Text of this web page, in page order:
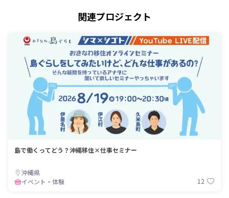
関連プロジェクト
島で働くってどう？沖縄移住×仕事セミナー
沖縄県
イベント・体験
12